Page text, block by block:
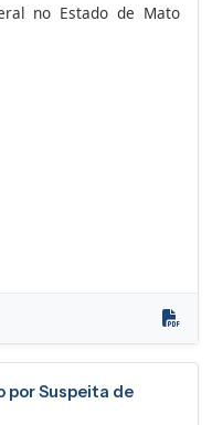
no Estado de Mato
por Suspeita de